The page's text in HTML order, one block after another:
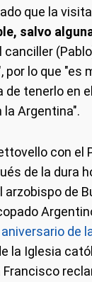
que la
salvo
canciller
por lo que "es
de tenerlo en
la Argentina".
con el
de la dura
arzobispo de
aniversario de
la Iglesia